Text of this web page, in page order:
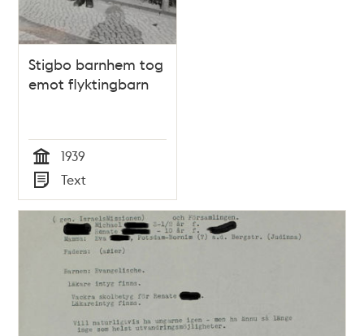
Stigbo barnhem tog
emot flyktingbarn
Tid
1939
Typ
Text